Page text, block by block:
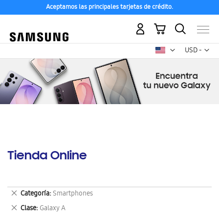
Aceptamos las principales tarjetas de crédito.
USD -
dólar
Mi carrito
Tienda Online
Categoría Smartphones
Eliminar
este
artículo
Clase Galaxy A
Eliminar